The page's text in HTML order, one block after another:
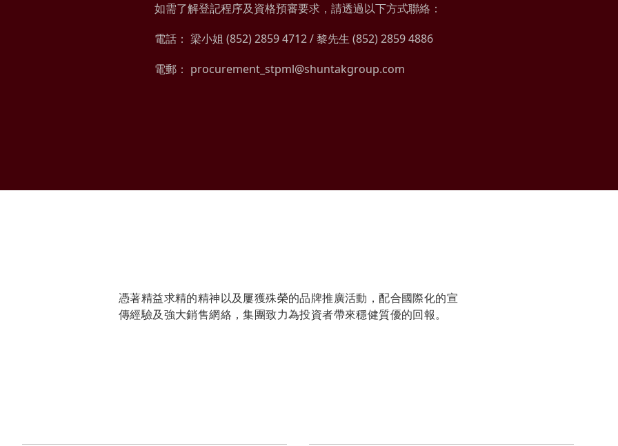
如需了解登記程序及資格預審要求，請透過以下方式聯絡：
電話： 梁小姐 (852) 2859 4712 / 黎先生 (852) 2859 4886
電郵： procurement_stpml@shuntakgroup.com
憑著精益求精的精神以及屢獲殊榮的品牌推廣活動，配合國際化的宣
傳經驗及強大銷售網絡，集團致力為投資者帶來穩健質優的回報。